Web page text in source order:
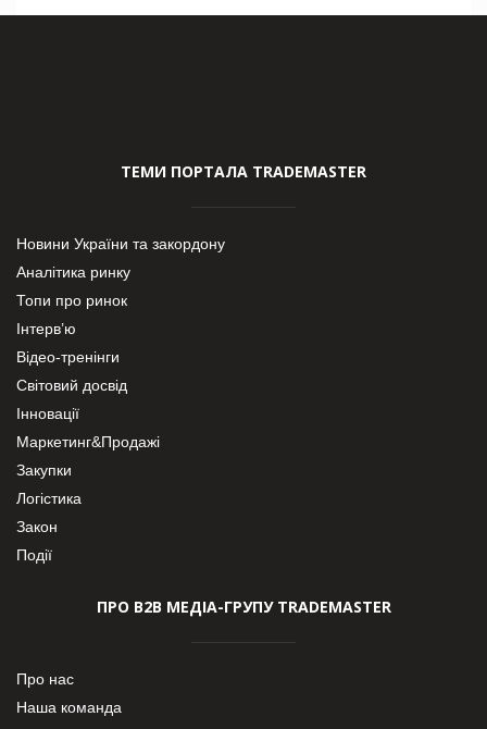
ТЕМИ ПОРТАЛА TRADEMASTER
Новини України та закордону
Аналітика ринку
Топи про ринок
Інтерв’ю
Відео-тренінги
Світовий досвід
Інновації
Маркетинг&Продажі
Закупки
Логістика
Закон
Події
ПРО В2В МЕДІА-ГРУПУ TRADEMASTER
Про нас
Наша команда